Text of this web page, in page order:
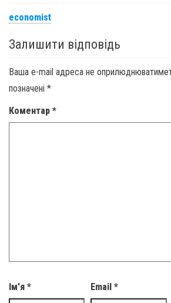
economist
Залишити відповідь
Ваша e-mail адреса не
позначені *
Коментар *
Ім'я * Email*